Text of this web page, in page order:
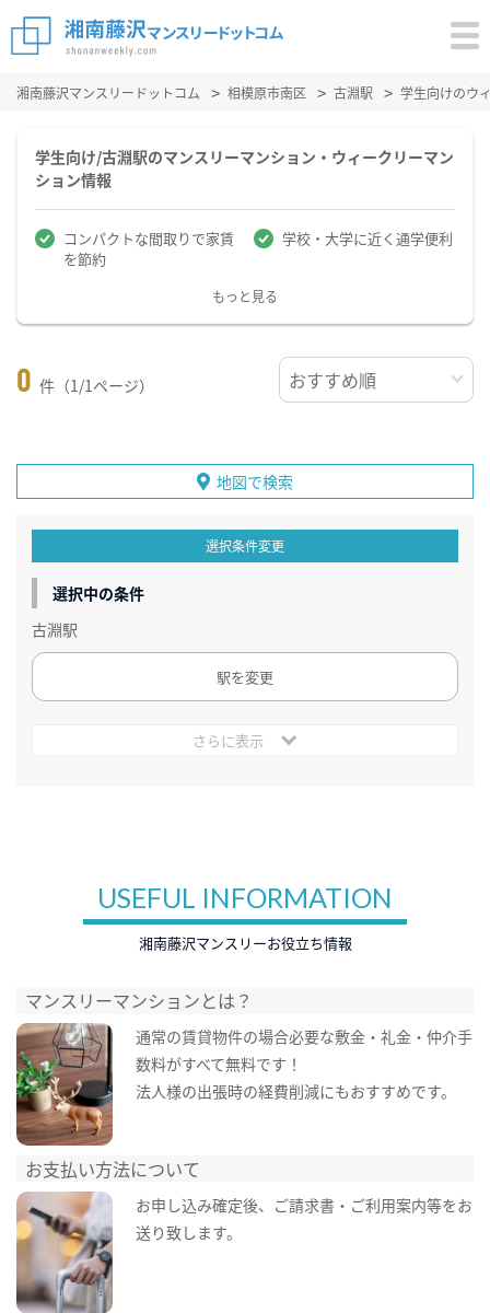
湘南藤沢マンスリードットコム 相模原市南区 古淵駅 学生向けのウ
学生向け/古淵駅のマンスリーマンション・ウィークリーマン
ション情報
コンパクトな間取りで家賃
を節約
学校・大学に近く通学便利
もっと見る
0 件（1/1ページ）
地図で検索
選択条件変更
選択中の条件
古淵駅
駅を変更
さらに表示
USEFUL INFORMATION
湘南藤沢マンスリーお役立ち情報
マンスリーマンションとは？
通常の賃貸物件の場合必要な敷金・礼金・仲介手
数料がすべて無料です！
法人様の出張時の経費削減にもおすすめです。
お支払い方法について
お申し込み確定後、ご請求書・ご利用案内等をお
送り致します。